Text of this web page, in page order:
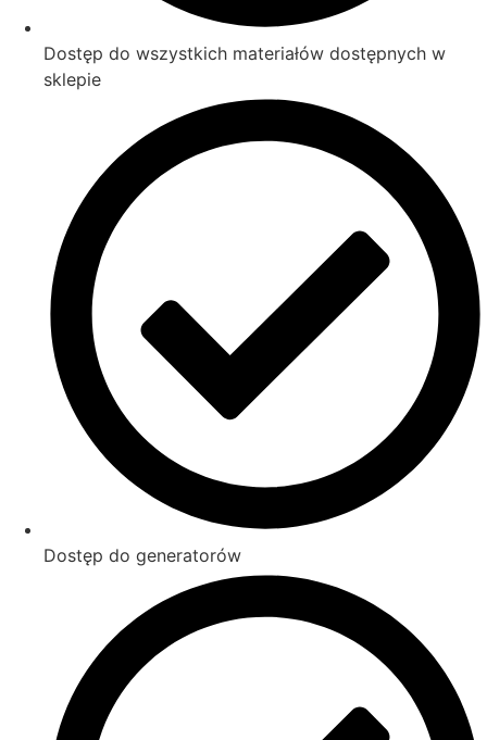
Dostęp do wszystkich materiałów dostępnych w
sklepie
Dostęp do generatorów